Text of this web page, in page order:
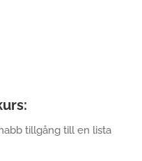
tillgång till en lista